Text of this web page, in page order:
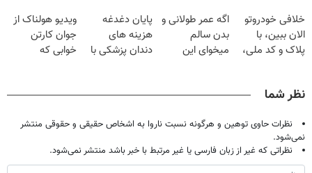
میلیون !
درمانش کرد؟؟؟؟
۲۵ میلیون
تومان!!!
خلافی خودروتو
الان ببین، با
پلاک و کد ملی،
اگه عمر طولانی و
بدن سالم
میخوای این
پایان دغدغه
هزینه های
دندان پزشکی با
ویدیو هولناک از
جوان کارتن
خوابی که
نظر شما
نظرات حاوی توهین و هرگونه نسبت ناروا به اشخاص حقیقی و حقوقی منتشر
نمی‌شود.
نظراتی که غیر از زبان فارسی یا غیر مرتبط با خبر باشد منتشر نمی‌شود.